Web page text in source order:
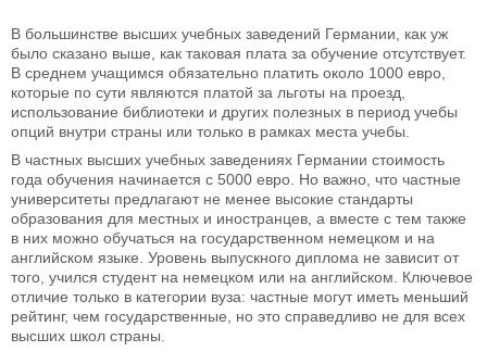
В большинстве высших учебных заведений Германии, как уж
было сказано выше, как таковая плата за обучение отсутствует.
В среднем учащимся обязательно платить около 1000 евро,
которые по сути являются платой за льготы на проезд,
использование библиотеки и других полезных в период учебы
опций внутри страны или только в рамках места учебы.
В частных высших учебных заведениях Германии стоимость
года обучения начинается с 5000 евро. Но важно, что частные
университеты предлагают не менее высокие стандарты
образования для местных и иностранцев, а вместе с тем также
в них можно обучаться на государственном немецком и на
английском языке. Уровень выпускного диплома не зависит от
того, учился студент на немецком или на английском. Ключевое
отличие только в категории вуза: частные могут иметь меньший
рейтинг, чем государственные, но это справедливо не для всех
высших школ страны.